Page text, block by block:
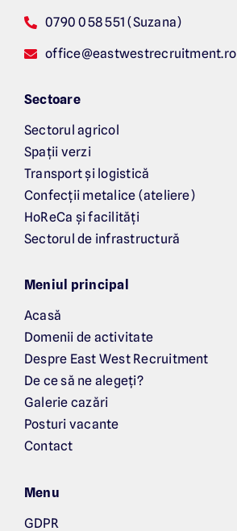
0790 058 551 (Suzana)
office@eastwestrecruitment.ro
Sectoare
Sectorul agricol
Spații verzi
Transport și logistică
Confecții metalice (ateliere)
HoReCa și facilități
Sectorul de infrastructură
Meniul principal
Acasă
Domenii de activitate
Despre East West Recruitment
De ce să ne alegeți?
Galerie cazări
Posturi vacante
Contact
Menu
GDPR